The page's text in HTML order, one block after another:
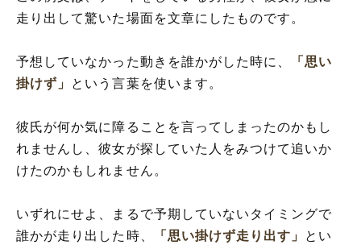
走り出して驚いた場面を文章にしたものです。
予想していなかった動きを誰かがした時に、
「思い
掛けず」
という言葉を使います。
彼氏が何か気に障ることを言ってしまったのかもし
れませんし、彼女が探していた人をみつけて追いか
けたのかもしれません。
いずれにせよ、まるで予期していないタイミングで
誰かが走り出した時、
「思い掛けず走り出す」 とい